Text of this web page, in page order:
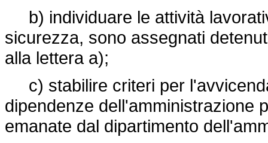
b) individuare le attività
sicurezza, sono assegnati
alla lettera a);
c) stabilire criteri per
dipendenze dell'amministrazione
emanate dal dipartimento